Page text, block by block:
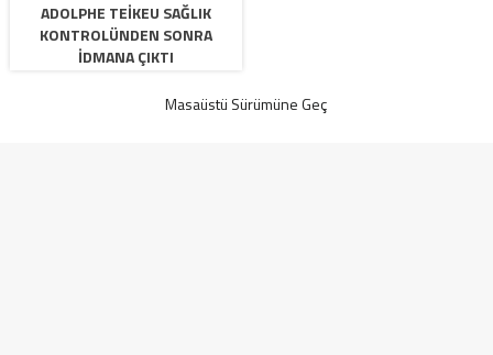
ADOLPHE TEIKEU SAĞLIK
KONTROLÜNDEN SONRA
IDMANA ÇIKTI
Masaüstü Sürümüne Geç